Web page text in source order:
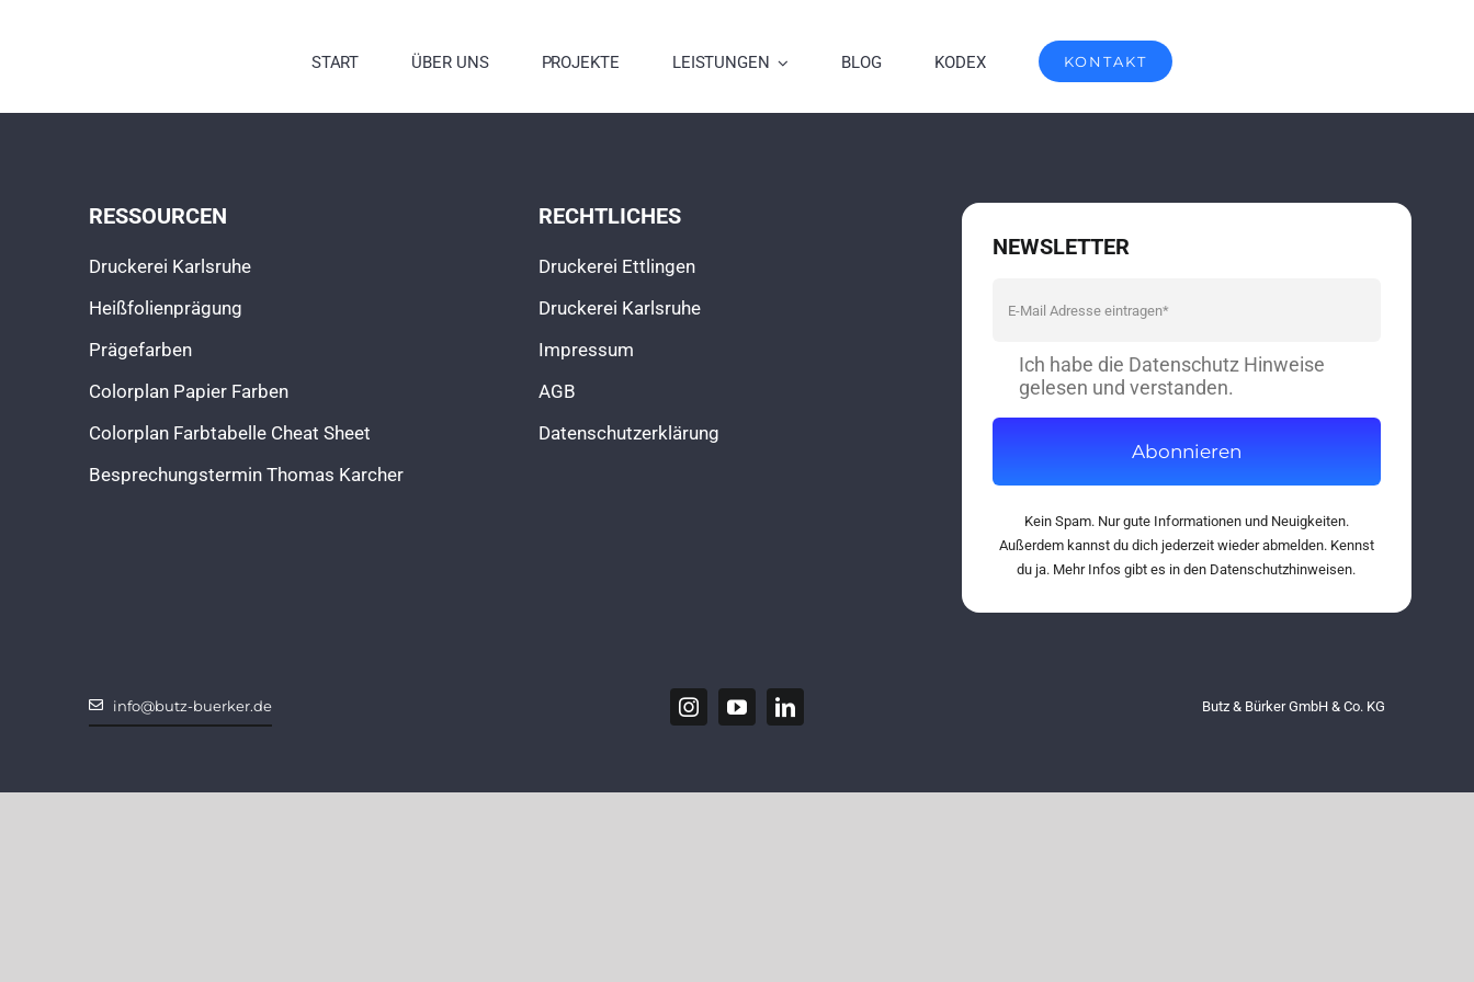
START ÜBER UNS PROJEKTE LEISTUNGEN BLOG KODEX KONTAKT
RESSOURCEN
Druckerei Karlsruhe
Heißfolienprägung
Prägefarben
Colorplan Papier Farben
Colorplan Farbtabelle Cheat Sheet
Besprechungstermin Thomas Karcher
RECHTLICHES
Druckerei Ettlingen
Druckerei Karlsruhe
Impressum
AGB
Datenschutzerklärung
NEWSLETTER
Ich habe die Datenschutz Hinweise
gelesen und verstanden.
Abonnieren
Kein Spam. Nur gute Informationen und Neuigkeiten.
Außerdem kannst du dich jederzeit wieder abmelden. Kennst
du ja. Mehr Infos gibt es in den Datenschutzhinweisen.
info@butz-buerker.de Butz & Bürker GmbH & Co. KG